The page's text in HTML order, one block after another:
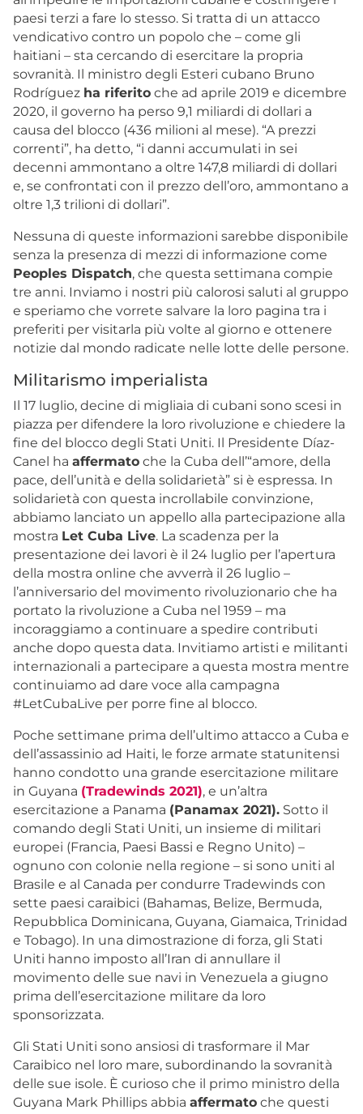
paesi terzi a fare lo stesso. Si tratta di un attacco
vendicativo contro un popolo che – come gli
haitiani – sta cercando di esercitare la propria
sovranità. Il ministro degli Esteri cubano Bruno
Rodríguez ha riferito che ad aprile 2019 e dicembre
2020, il governo ha perso 9,1 miliardi di dollari a
causa del blocco (436 milioni al mese). “A prezzi
correnti”, ha detto, “i danni accumulati in sei
decenni ammontano a oltre 147,8 miliardi di dollari
e, se confrontati con il prezzo dell’oro, ammontano a
oltre 1,3 trilioni di dollari”.
Nessuna di queste informazioni sarebbe disponibile
senza la presenza di mezzi di informazione come
Peoples Dispatch, che questa settimana compie
tre anni. Inviamo i nostri più calorosi saluti al gruppo
e speriamo che vorrete salvare la loro pagina tra i
preferiti per visitarla più volte al giorno e ottenere
notizie dal mondo radicate nelle lotte delle persone.
Militarismo imperialista
Il 17 luglio, decine di migliaia di cubani sono scesi in
piazza per difendere la loro rivoluzione e chiedere la
fine del blocco degli Stati Uniti. Il Presidente Díaz-
Canel ha affermato che la Cuba dell’“amore, della
pace, dell’unità e della solidarietà” si è espressa. In
solidarietà con questa incrollabile convinzione,
abbiamo lanciato un appello alla partecipazione alla
mostra Let Cuba Live. La scadenza per la
presentazione dei lavori è il 24 luglio per l’apertura
della mostra online che avverrà il 26 luglio –
l’anniversario del movimento rivoluzionario che ha
portato la rivoluzione a Cuba nel 1959 – ma
incoraggiamo a continuare a spedire contributi
anche dopo questa data. Invitiamo artisti e militanti
internazionali a partecipare a questa mostra mentre
continuiamo ad dare voce alla campagna
#LetCubaLive per porre fine al blocco.
Poche settimane prima dell’ultimo attacco a Cuba e
dell’assassinio ad Haiti, le forze armate statunitensi
hanno condotto una grande esercitazione militare
in Guyana (Tradewinds 2021), e un’altra
esercitazione a Panama (Panamax 2021). Sotto il
comando degli Stati Uniti, un insieme di militari
europei (Francia, Paesi Bassi e Regno Unito) –
ognuno con colonie nella regione – si sono uniti al
Brasile e al Canada per condurre Tradewinds con
sette paesi caraibici (Bahamas, Belize, Bermuda,
Repubblica Dominicana, Guyana, Giamaica, Trinidad
e Tobago). In una dimostrazione di forza, gli Stati
Uniti hanno imposto all’Iran di annullare il
movimento delle sue navi in Venezuela a giugno
prima dell’esercitazione militare da loro
sponsorizzata.
Gli Stati Uniti sono ansiosi di trasformare il Mar
Caraibico nel loro mare, subordinando la sovranità
delle sue isole. È curioso che il primo ministro della
Guyana Mark Phillips abbia affermato che questi